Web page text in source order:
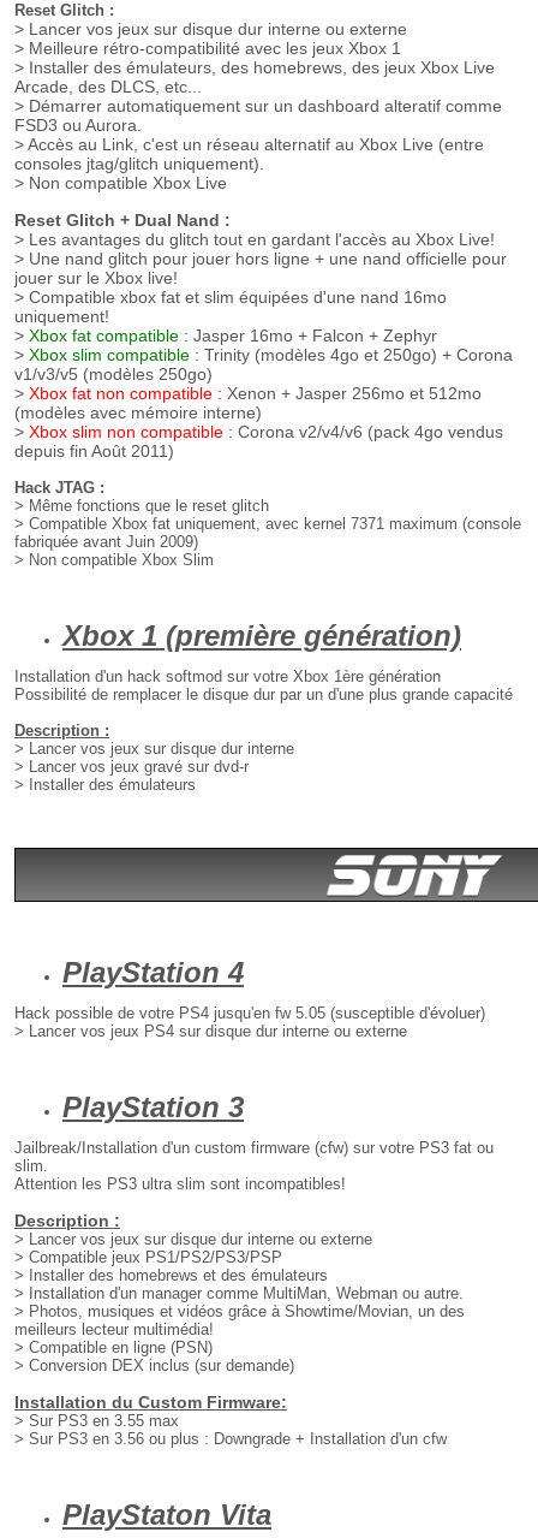
Reset Glitch :
> Lancer vos jeux sur disque dur interne ou externe
> Meilleure rétro-compatibilité avec les jeux Xbox 1
> Installer des émulateurs, des homebrews, des jeux Xbox Live
Arcade, des DLCS, etc...
> Démarrer automatiquement sur un dashboard alteratif comme
FSD3 ou Aurora.
> Accès au Link, c'est un réseau alternatif au Xbox Live (entre
consoles jtag/glitch uniquement).
> Non compatible Xbox Live
Reset Glitch + Dual Nand :
> Les avantages du glitch tout en gardant l'accès au Xbox Live!
> Une nand glitch pour jouer hors ligne + une nand officielle pour
jouer sur le Xbox live!
> Compatible xbox fat et slim équipées d'une nand 16mo
uniquement!
> Xbox fat compatible : Jasper 16mo + Falcon + Zephyr
> Xbox slim compatible : Trinity (modèles 4go et 250go) + Corona
v1/v3/v5 (modèles 250go)
> Xbox fat non compatible : Xenon + Jasper 256mo et 512mo
(modèles avec mémoire interne)
> Xbox slim non compatible : Corona v2/v4/v6 (pack 4go vendus
depuis fin Août 2011)
Hack JTAG :
> Même fonctions que le reset glitch
> Compatible Xbox fat uniquement, avec kernel 7371 maximum (console
fabriquée avant Juin 2009)
> Non compatible Xbox Slim
Xbox 1 (première génération)
Installation d'un hack softmod sur votre Xbox 1ère génération
Possibilité de remplacer le disque dur par un d'une plus grande capacité
Description :
> Lancer vos jeux sur disque dur interne
> Lancer vos jeux gravé sur dvd-r
> Installer des émulateurs
PlayStation 4
Hack possible de votre PS4 jusqu'en fw 5.05 (susceptible d'évoluer)
> Lancer vos jeux PS4 sur disque dur interne ou externe
PlayStation 3
Jailbreak/Installation d'un custom firmware (cfw) sur votre PS3 fat ou
slim.
Attention les PS3 ultra slim sont incompatibles!
Description :
> Lancer vos jeux sur disque dur interne ou externe
> Compatible jeux PS1/PS2/PS3/PSP
> Installer des homebrews et des émulateurs
> Installation d'un manager comme MultiMan, Webman ou autre.
> Photos, musiques et vidéos grâce à Showtime/Movian, un des
meilleurs lecteur multimédia!
> Compatible en ligne (PSN)
> Conversion DEX inclus (sur demande)
Installation du Custom Firmware:
> Sur PS3 en 3.55 max
> Sur PS3 en 3.56 ou plus : Downgrade + Installation d'un cfw
PlayStaton Vita